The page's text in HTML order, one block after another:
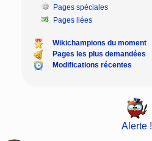
Pages spéciales
Pages liées
Wikichampions du moment
Pages les plus demandées
Modifications récentes
Alerte !